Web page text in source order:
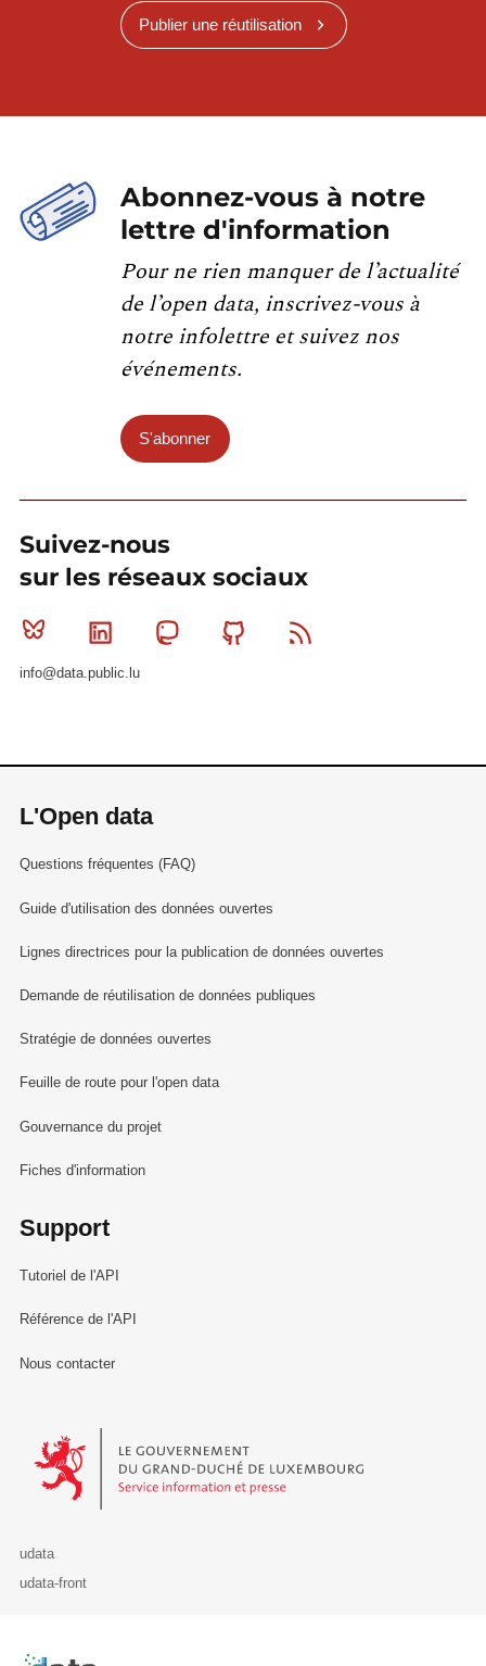
Publier une réutilisation
Abonnez-vous à notre
lettre d'information
Pour ne rien manquer de l’actualité
de l’open data, inscrivez-vous à
notre infolettre et suivez nos
événements.
S'abonner
Suivez-nous
sur les réseaux sociaux
Bluesky Linkedin MastodonGithub
info@data.public.lu
L'Open data
Questions fréquentes (FAQ)
Guide d'utilisation des données ouvertes
Lignes directrices pour la publication de données ouvertes
Demande de réutilisation de données publiques
Stratégie de données ouvertes
Feuille de route pour l'open data
Gouvernance du projet
Fiches d'information
Support
Tutoriel de l'API
Référence de l'API
Nous contacter
Le Gouvernement du Grand-Duché de Luxembourg - Service
udata
udata-front